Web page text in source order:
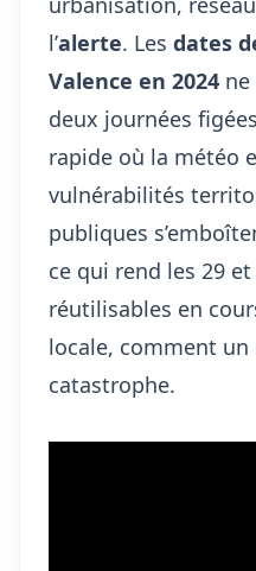
l’alerte. Les dates
Valence en 2024
deux journées
rapide où la météo
vulnérabilités
publiques
ce qui rend les 29 et
réutilisables en
locale, comment
catastrophe.